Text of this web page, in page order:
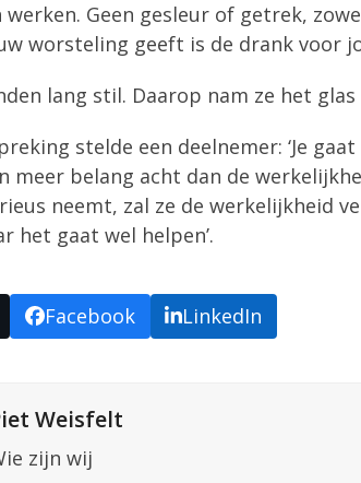
werken. Geen gesleur of getrek,
worsteling geeft is de drank voor
lang stil. Daarop nam ze het
stelde een deelnemer: ‘Je
meer belang acht dan de
neemt, zal ze de werkelijkheid
het gaat wel helpen’.
Facebook LinkedIn
Weisfelt
zijn wij